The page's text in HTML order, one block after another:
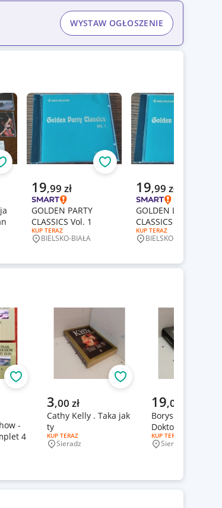
Obserwuj
Aktualna cena
19,99 zł
GOLDEN PARTY
CLASSICS Vol. 1
RODZAJ OFERTY:
KUP TERAZ
Miejscowość
BIELSKO-BIAŁA
Obserwuj
Aktualna cena
19,99 zł
GOLDEN LOVE
CLASSICS Vol. 1
RODZAJ OFERTY:
KUP TERAZ
Miejscowość
BIELSKO-BIAŁA
-
4
Obserwuj
Aktualna cena
3,00 zł
Cathy Kelly . Taka jak
ty
RODZAJ OFERTY:
KUP TERAZ
Miejscowość
Sieradz
Obserwuj
Aktualna cena
19,00
Borys Pasternak .
Doktor Żywago
RODZAJ OFERTY:
KUP TERAZ
Miejscowość
Sieradz
WYSTAW OGŁOSZENIE